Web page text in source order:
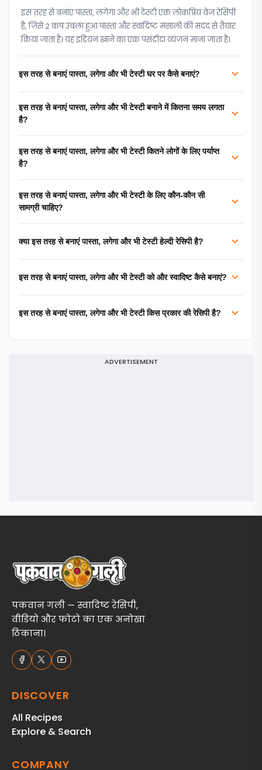
इस तरह से बनाएं पास्ता, लगेगा और भी टेस्टी एक लोकप्रिय वेज रेसिपी
है, जिसे 2 कप उबला हुआ पास्ता और स्वादिष्ट मसालों की मदद से तैयार
किया जाता है। यह इंडियन खाने का एक पसंदीदा व्यंजन माना जाता है।
इस तरह से बनाएं पास्ता, लगेगा और भी टेस्टी घर पर कैसे बनाएं?
इस तरह से बनाएं पास्ता, लगेगा और भी टेस्टी बनाने में कितना समय लगता
है?
इस तरह से बनाएं पास्ता, लगेगा और भी टेस्टी कितने लोगों के लिए पर्याप्त
है?
इस तरह से बनाएं पास्ता, लगेगा और भी टेस्टी के लिए कौन-कौन सी
सामग्री चाहिए?
क्या इस तरह से बनाएं पास्ता, लगेगा और भी टेस्टी हेल्दी रेसिपी है?
इस तरह से बनाएं पास्ता, लगेगा और भी टेस्टी को और स्वादिष्ट कैसे बनाएं?
इस तरह से बनाएं पास्ता, लगेगा और भी टेस्टी किस प्रकार की रेसिपी है?
ADVERTISEMENT
पकवान गली — स्वादिष्ट रेसिपी,
वीडियो और फोटो का एक अनोखा
ठिकाना।
DISCOVER
All Recipes
Explore & Search
COMPANY